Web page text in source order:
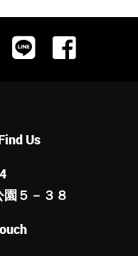
Us
５－３８